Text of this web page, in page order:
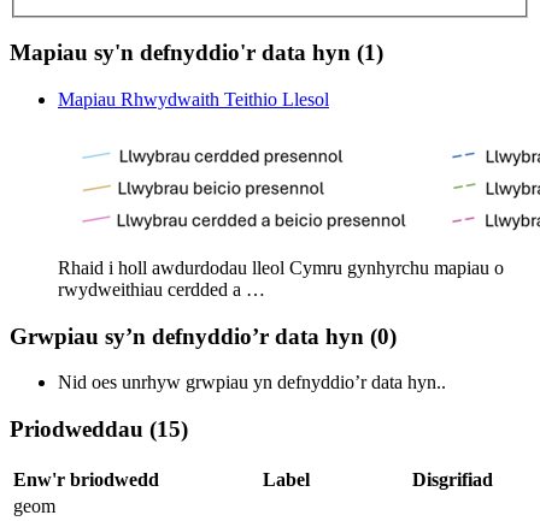
Mapiau sy'n defnyddio'r data hyn (1)
Mapiau Rhwydwaith Teithio Llesol
Rhaid i holl awdurdodau lleol Cymru gynhyrchu mapiau o
rwydweithiau cerdded a …
Grwpiau sy’n defnyddio’r data hyn (0)
Nid oes unrhyw grwpiau yn defnyddio’r data hyn..
Priodweddau (15)
Enw'r briodwedd Label
Disgrifiad
geom